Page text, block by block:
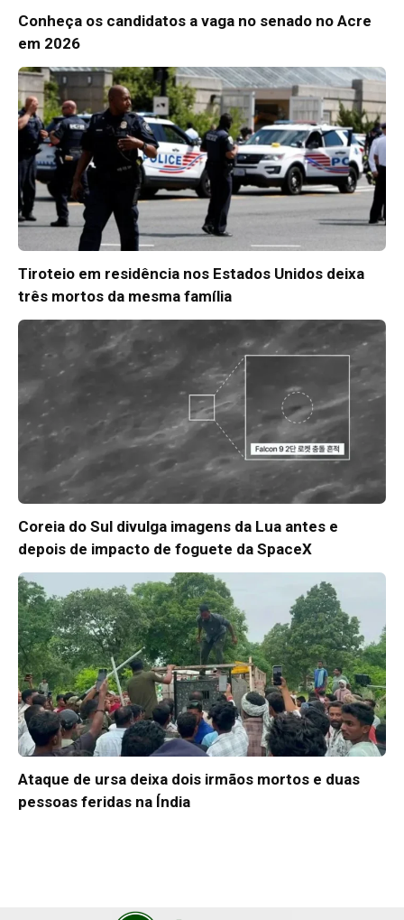
Conheça os candidatos a vaga no senado no Acre
em 2026
Tiroteio em residência nos Estados Unidos deixa
três mortos da mesma família
Coreia do Sul divulga imagens da Lua antes e
depois de impacto de foguete da SpaceX
Ataque de ursa deixa dois irmãos mortos e duas
pessoas feridas na Índia